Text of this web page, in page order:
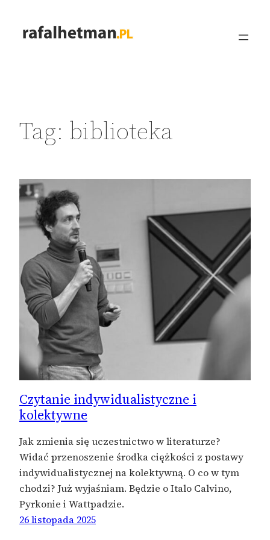
Tag: biblioteka
Czytanie indywidualistyczne i
kolektywne
Jak zmienia się uczestnictwo w literaturze?
Widać przenoszenie środka ciężkości z postawy
indywidualistycznej na kolektywną. O co w tym
chodzi? Już wyjaśniam. Będzie o Italo Calvino,
Pyrkonie i Wattpadzie.
26 listopada 2025